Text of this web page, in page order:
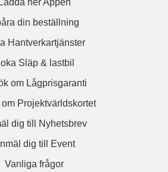
din beställning
Hantverkartjänster
Släp & lastbil
om Lågprisgaranti
Projektvärldskortet
dig till Nyhetsbrev
dig till Event
Vanliga frågor